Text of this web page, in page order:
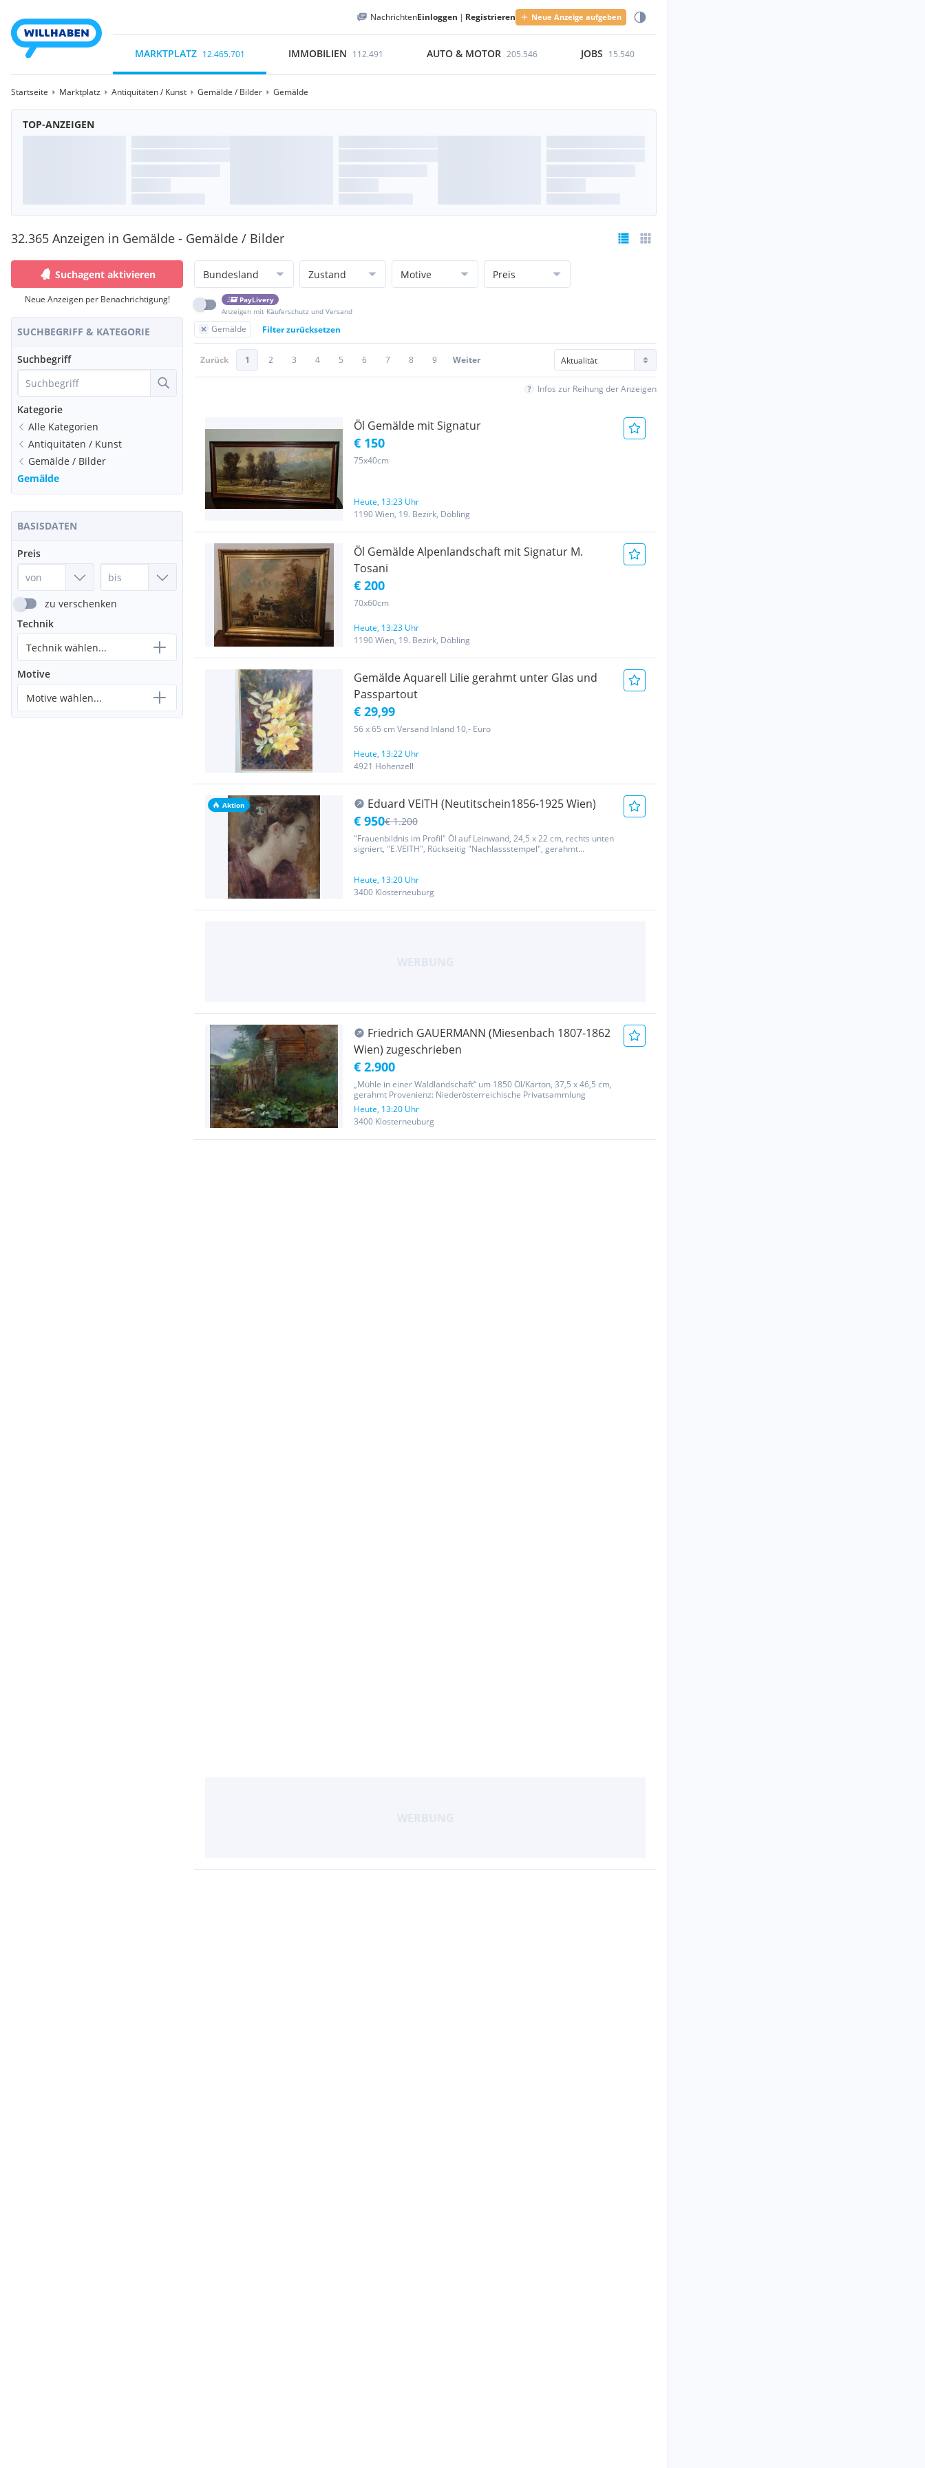
NachrichtenEinloggen | Registrieren Neue Anzeige aufgeben
MARKTPLATZ 12.465.701 IMMOBILIEN 112.491 AUTO & MOTOR 205.546 JOBS 15.540
Startseite Marktplatz Antiquitäten / Kunst Gemälde / Bilder Gemälde
TOP-ANZEIGEN
32.365 Anzeigen in Gemälde - Gemälde / Bilder
Suchagent aktivieren
Neue Anzeigen per Benachrichtigung!
SUCHBEGRIFF & KATEGORIE
Suchbegriff
Kategorie
Alle Kategorien
Antiquitäten / Kunst
Gemälde / Bilder
Gemälde
BASISDATEN
Preis
zu verschenken
Technik
Technik wählen...
Motive
Motive wählen...
Bundesland Zustand Motive Preis
PayLivery
Anzeigen mit Käuferschutz und Versand
Gemälde Filter zurücksetzen
Zurück 1 2 3 4 5 6 7 8 9 Weiter
Infos zur Reihung der Anzeigen
Öl Gemälde mit Signatur
€ 150
75x40cm
Heute, 13:23 Uhr
1190 Wien, 19. Bezirk, Döbling
Öl Gemälde Alpenlandschaft mit Signatur M.
Tosani
€ 200
70x60cm
Heute, 13:23 Uhr
1190 Wien, 19. Bezirk, Döbling
Gemälde Aquarell Lilie gerahmt unter Glas und
Passpartout
€ 29,99
56 x 65 cm Versand Inland 10,- Euro
Heute, 13:22 Uhr
4921 Hohenzell
Aktion Eduard VEITH (Neutitschein1856-1925 Wien)
€ 950€ 1.200
"Frauenbildnis im Profil" Öl auf Leinwand, 24,5 x 22 cm, rechts unten
signiert, "E.VEITH", Rückseitig "Nachlassstempel", gerahmt
Heute, 13:20 Uhr
3400 Klosterneuburg
Friedrich GAUERMANN (Miesenbach 1807-1862
Wien) zugeschrieben
€ 2.900
„Mühle in einer Waldlandschaft“ um 1850 Öl/Karton, 37,5 x 46,5 cm,
gerahmt Provenienz: Niederösterreichische Privatsammlung
Heute, 13:20 Uhr
3400 Klosterneuburg